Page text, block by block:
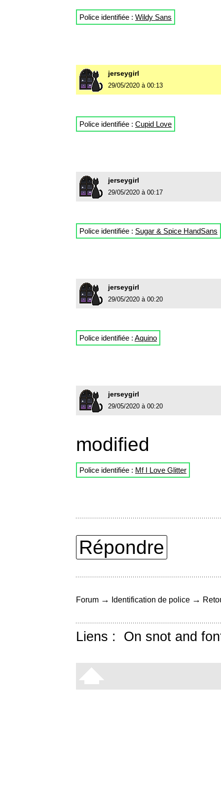
Police identifiée : Wildy Sans
jerseygirl
29/05/2020 à 00:13
Police identifiée : Cupid Love
jerseygirl
29/05/2020 à 00:17
Police identifiée : Sugar & Spice HandSans
jerseygirl
29/05/2020 à 00:20
Police identifiée : Aquino
jerseygirl
29/05/2020 à 00:20
modified
Police identifiée : Mf I Love Glitter
Répondre
Forum → Identification de police →
Liens : On snot and